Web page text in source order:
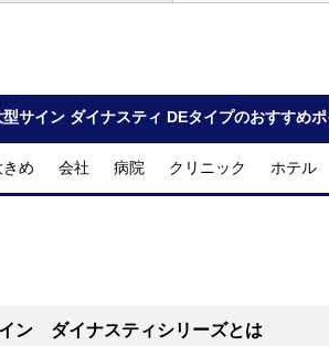
型サイン ダイナスティ DEタイプのおすすめポ
きめ 会社 病院 クリニック ホテ
ン ダイナスティシリーズとは